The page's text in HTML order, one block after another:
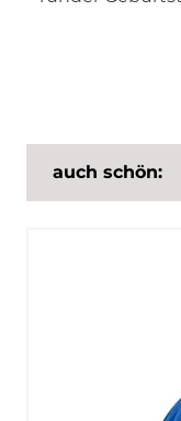
auch schön: